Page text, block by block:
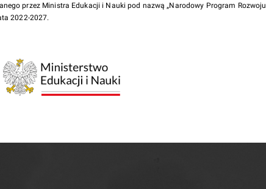
przez Ministra Edukacji i Nauki pod nazwą „Narodowy Program Rozwoju
2022-2027.